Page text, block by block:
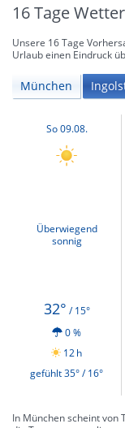
16 Tage
Unsere 16 Tage
Urlaub einen Eindruck
München
So 09.08.
Überwiegend
sonnig
32° / 15°
0 %
12 h
gefühlt 35° / 16°
In München scheint von